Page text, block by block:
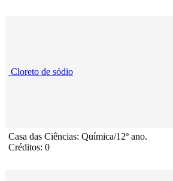
Cloreto de sódio
Casa das Ciências: Química/12º ano.
Créditos: 0